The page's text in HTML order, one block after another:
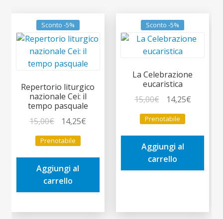
Sconto -5%
Repertorio liturgico
nazionale Cei: il
tempo pasquale
15,00€
prezzo
originale
era:
15,00€.
14,25€
è:
Prenotabile
Aggiungi al
carrello
Sconto -5%
La Celebrazione
eucaristica
15,00€
prezzo
originale
era:
15,00€.
14,25€Il
è:
Prenotabile
Aggiungi al
carrello